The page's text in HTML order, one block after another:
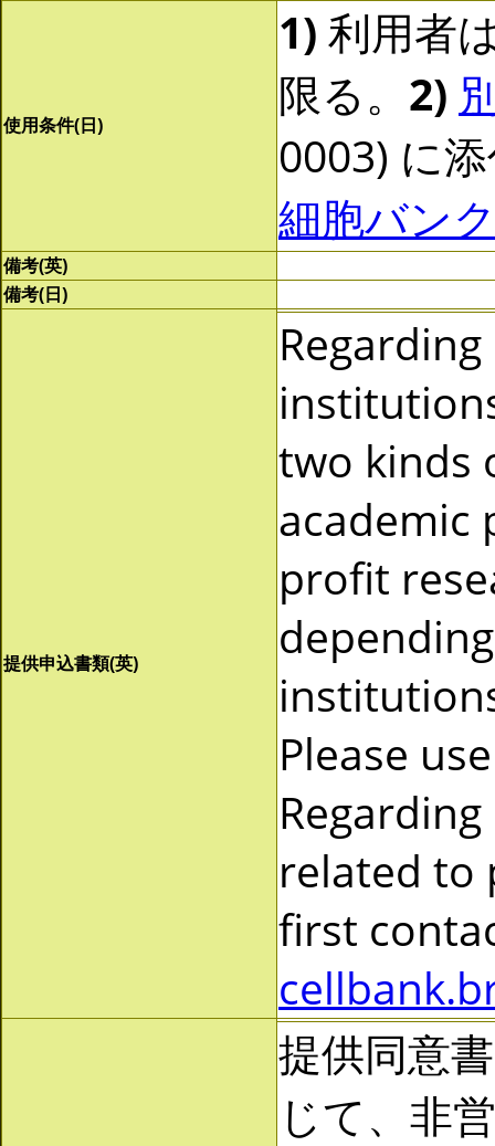
使用条件(日)
1) 利用者
限る。 2)
0003) に
細胞バン
備考(英)
備考(日)
提供申込書類(英)
two kinds
academic
profit
Please
related to
first
提供同意
じて、非